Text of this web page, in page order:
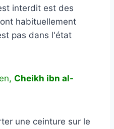
interdit est des
habituellement
pas dans l'état
Cheikh ibn al-
une ceinture sur le